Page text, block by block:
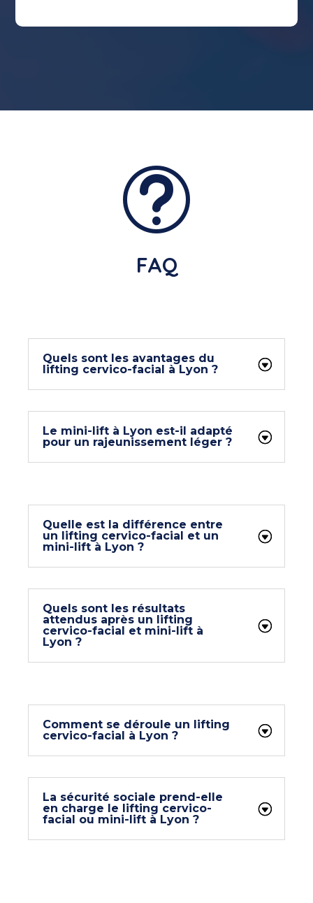
t
FAQ
Quels sont les avantages du
lifting cervico-facial à Lyon ?
Le mini-lift à Lyon est-il adapté
pour un rajeunissement léger ?
Quelle est la différence entre
un lifting cervico-facial et un
mini-lift à Lyon ?
Quels sont les résultats
attendus après un lifting
cervico-facial et mini-lift à
Lyon ?
Comment se déroule un lifting
cervico-facial à Lyon ?
La sécurité sociale prend-elle
en charge le lifting cervico-
facial ou mini-lift à Lyon ?